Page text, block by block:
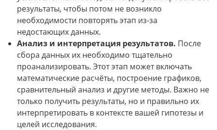
результаты, чтобы потом не возникло
необходимости повторять этап из-за
недостающих данных.
Анализ и интерпретация результатов. После
сбора данных их необходимо тщательно
проанализировать. Этот этап может включать
математические расчёты, построение графиков,
сравнительный анализ и другие методы. Важно не
только получить результаты, но и правильно их
интерпретировать в контексте вашей гипотезы и
целей исследования.